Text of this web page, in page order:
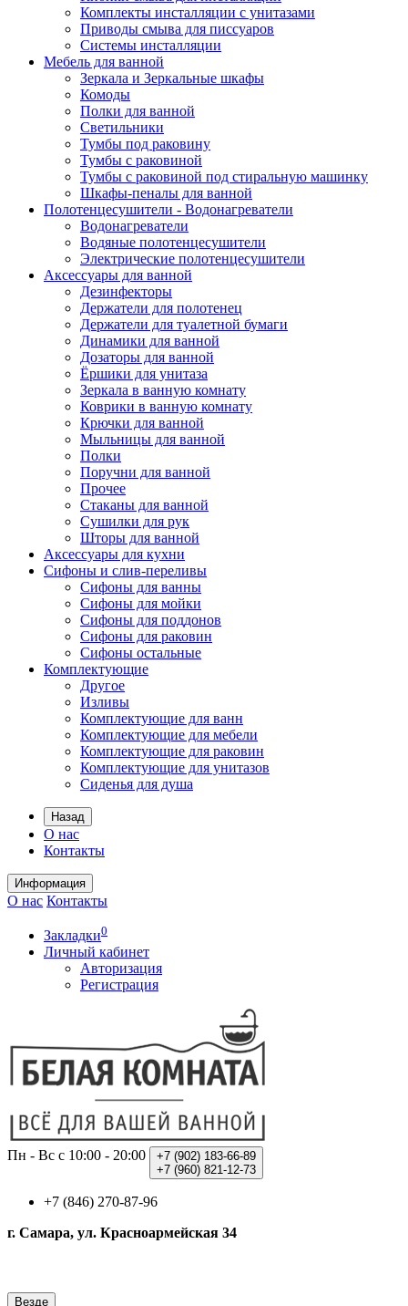
Комплекты инсталляции с унитазами
Приводы смыва для писсуаров
Системы инсталляции
Мебель для ванной
Зеркала и Зеркальные шкафы
Комоды
Полки для ванной
Светильники
Тумбы под раковину
Тумбы с раковиной
Тумбы с раковиной под стиральную машинку
Шкафы-пеналы для ванной
Полотенцесушители - Водонагреватели
Водонагреватели
Водяные полотенцесушители
Электрические полотенцесушители
Аксессуары для ванной
Дезинфекторы
Держатели для полотенец
Держатели для туалетной бумаги
Динамики для ванной
Дозаторы для ванной
Ёршики для унитаза
Зеркала в ванную комнату
Коврики в ванную комнату
Крючки для ванной
Мыльницы для ванной
Полки
Поручни для ванной
Прочее
Стаканы для ванной
Сушилки для рук
Шторы для ванной
Аксессуары для кухни
Сифоны и слив-переливы
Сифоны для ванны
Сифоны для мойки
Сифоны для поддонов
Сифоны для раковин
Сифоны остальные
Комплектующие
Другое
Изливы
Комплектующие для ванн
Комплектующие для мебели
Комплектующие для раковин
Комплектующие для унитазов
Сиденья для душа
Назад
О нас
Контакты
Информация
О нас Контакты
Закладки0
Личный кабинет
Авторизация
Регистрация
Пн - Вс с 10:00 - 20:00 +7 (902) 183-66-89
+7 (960) 821-12-73
+7 (846) 270-87-96
г. Самара, ул. Красноармейская 34
Везде